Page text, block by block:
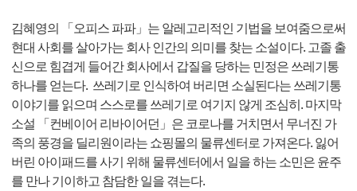
김혜영의 「오피스 파파」는 알레고리적인 기법을 보여줌으로써
현대 사회를 살아가는 회사 인간의 의미를 찾는 소설이다. 고졸 출
신으로 힘겹게 들어간 회사에서 갑질을 당하는 민정은 쓰레기통
하나를 얻는다. 쓰레기로 인식하여 버리면 소실된다는 쓰레기통
이야기를 읽으며 스스로를 쓰레기로 여기지 않게 조심히. 마지막
소설 「컨베이어 리바이어던」은 코로나를 거치면서 무너진 가
족의 풍경을 딜리원이라는 쇼핑몰의 물류센터로 가져온다. 잃어
버린 아이패드를 사기 위해 물류센터에서 일을 하는 소민은 윤주
를 만나 기이하고 참담한 일을 겪는다.